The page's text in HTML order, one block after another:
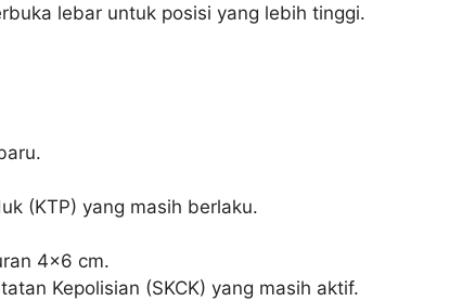
lebar untuk posisi yang lebih tinggi.
(KTP) yang masih berlaku.
4×6 cm.
Kepolisian (SKCK) yang masih aktif.